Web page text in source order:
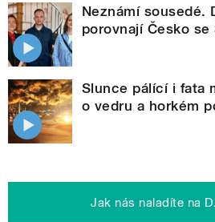
Neznámí sousedé.
porovnají Česko se
Slunce pálící i fata
o vedru a horkém
Jak nás naladíte na